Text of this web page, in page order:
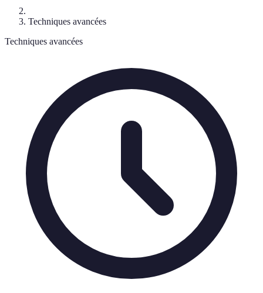
Techniques avancées
Techniques avancées